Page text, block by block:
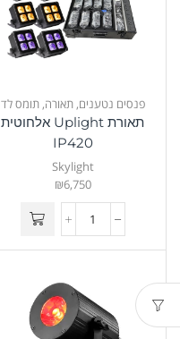
פנסים נטענים,תאורה,תומס לד
תאורת Uplight אלחוטית
IP420
Skylight
₪6,750